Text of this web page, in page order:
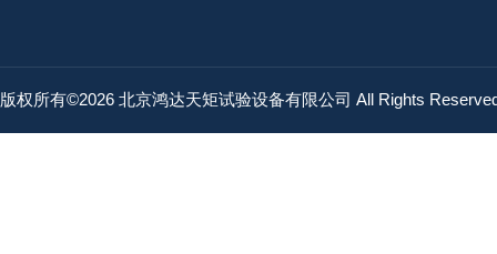
版权所有©2026 北京鸿达天矩试验设备有限公司 All Rights